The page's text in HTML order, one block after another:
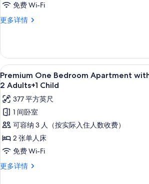
Balcony,
Pool
Adults
的
所
有
照
片
免费 Wi-Fi
更多详情
Premium
with
Balcony,
Pool
View
Adults
更
多
信
息
显
示
Premium
One
Bedroom
Apartment
with
Balcony,
Pool
高档床上
8
Premium One Bedroom Apartment
2 Adults+1 Child
377 平方英尺
1 间卧室
可容纳 3 人（按实际入住人数收费）
2 张单人床
免费 Wi-Fi
更多详情
Premium